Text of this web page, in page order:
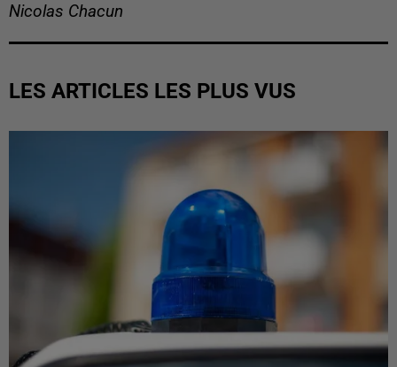
Nicolas Chacun
LES ARTICLES LES PLUS VUS